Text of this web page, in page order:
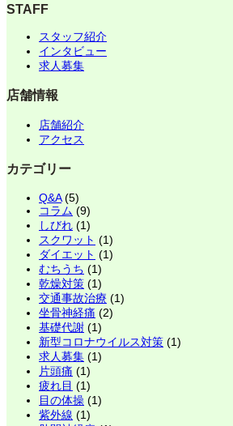
STAFF
スタッフ紹介
インタビュー
求人募集
店舗情報
店舗紹介
アクセス
カテゴリー
Q&A(5)
コラム (9)
しびれ (1)
スクワット (1)
ダイエット (1)
むちうち (1)
乾燥対策 (1)
交通事故治療 (1)
坐骨神経痛 (2)
基礎代謝 (1)
新型コロナウイルス対策 (1)
求人募集 (1)
片頭痛 (1)
疲れ目 (1)
目の体操 (1)
紫外線 (1)